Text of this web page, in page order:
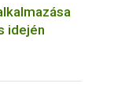
idején